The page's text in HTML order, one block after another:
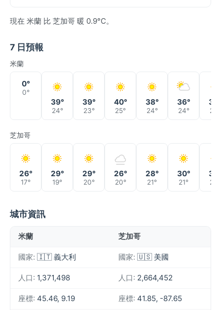
現在 米蘭 比 芝加哥 暖 0.9°C。
7 日預報
米蘭
0°
0°
39°
24°
39°
23°
40°
25°
38°
24°
36°
24° 23°
芝加哥
26°
17°
29°
19°
29°
20°
26°
20°
28°
21°
30°
21° 22°
城市資訊
米蘭 芝加哥
國家: 🇮🇹 義大利 國家: 🇺🇸 美國
人口: 1,371,498 人口: 2,664,452
座標: 45.46, 9.19 座標: 41.85, -87.65